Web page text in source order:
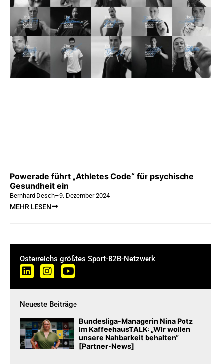
Powerade führt „Athletes Code“ für psychische
Gesundheit ein
Bernhard Desch–9. Dezember 2024
MEHR LESEN
Österreichs größtes Sport-B2B-Netzwerk
Neueste Beiträge
Bundesliga-Managerin Nina Potz
im KaffeehausTALK: „Wir wollen
unsere Nahbarkeit behalten“
[Partner-News]